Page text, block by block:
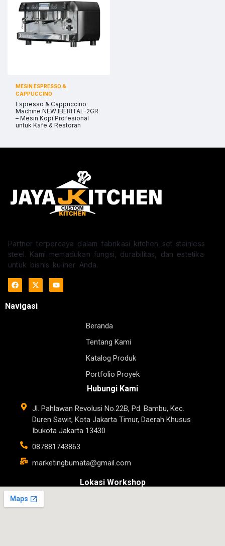
MESIN ESPRESSO &
CAPPUCCINO
Espresso & Cappuccino
Machine NEW IBERITAL-2GR
– Mesin Kopi Profesional
untuk Kafe & Restoran
Partner terpercaya dalam fabrikasi kitchen set stainless
steel. Kami memadukan fungsi, durabilitas, dan estetika
untuk bisnis kuliner Anda.
Navigasi
Beranda
Tentang Kami
Katalog Produk
Portfolio Proyek
Hubungi Kami
Jl. Pahlawan Revolusi No.22B, Pd. Bambu, Kec.
Duren Sawit, Kota Jakarta Timur, Daerah Khusus
Ibukota Jakarta 13430
087881743863
marketingbumata@gmail.com
Lokasi Workshop